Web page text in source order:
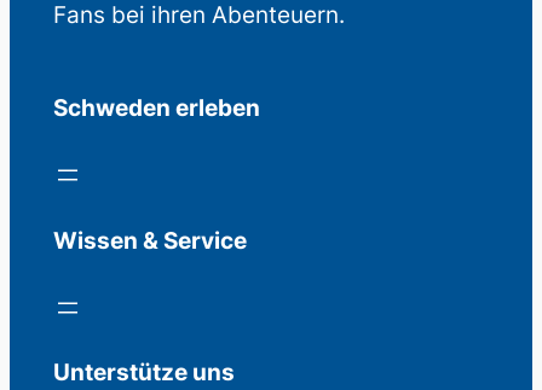
Fans bei ihren Abenteuern.
Schweden erleben
Wissen & Service
Unterstütze uns